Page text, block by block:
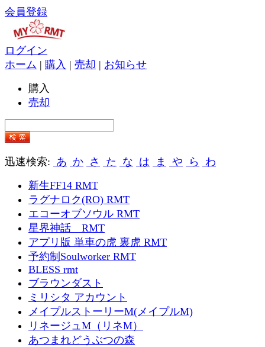
会員登録
ログイン
ホーム | 購入 | 売却 | お知らせ
購入
売却
迅速検索: あ か さ た な は ま や ら わ
新生FF14 RMT
ラグナロク(RO) RMT
エコーオブソウル RMT
星界神話 RMT
アプリ版 単車の虎 裏虎 RMT
予約制Soulworker RMT
BLESS rmt
ブラウンダスト
ミリシタ アカウント
メイプルストーリーM(メイプルM)
リネージュM（リネM）
あつまれどうぶつの森